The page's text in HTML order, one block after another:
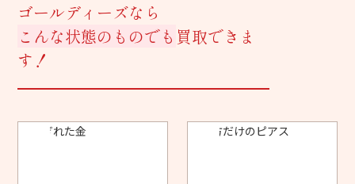
ゴールディーズなら
こんな状態のものでも 買取できま
す！